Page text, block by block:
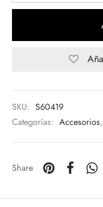
SKU: S60419
Categorías: Accesorios,
Share